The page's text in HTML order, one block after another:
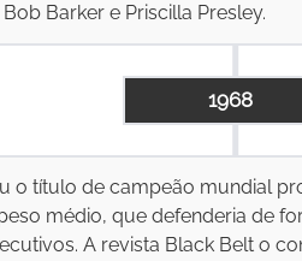
Barker e Priscilla Presley.
1968
o título de campeão mundial
médio, que defenderia de
A revista Black Belt o